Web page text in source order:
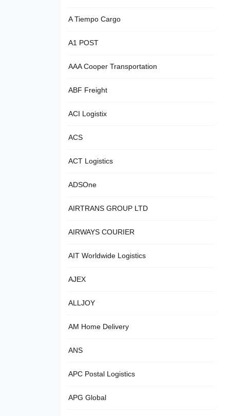
A Tiempo Cargo
A1 POST
AAA Cooper Transportation
ABF Freight
ACI Logistix
ACS
ACT Logistics
ADSOne
AIRTRANS GROUP LTD
AIRWAYS COURIER
AIT Worldwide Logistics
AJEX
ALLJOY
AM Home Delivery
ANS
APC Postal Logistics
APG Global